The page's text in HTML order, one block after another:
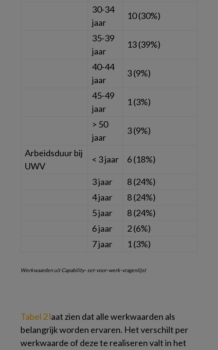
30-34
jaar
10 (30%)
35-39
jaar
13 (39%)
40-44
jaar
3 (9%)
45-49
jaar
1 (3%)
> 50
jaar
3 (9%)
Arbeidsduur bij
UWV
< 3 jaar 6 (18%)
3 jaar
8 (24%)
4 jaar
8 (24%)
5 jaar
8 (24%)
6 jaar
2 (6%)
7 jaar
1 (3%)
Werkwaarden uit Capability- set-voor-werk-vragenlijst
Tabel 2 laat zien dat alle werkwaarden als
belangrijk worden ervaren. Het verschilt per
werkwaarde of deze te realiseren valt in het